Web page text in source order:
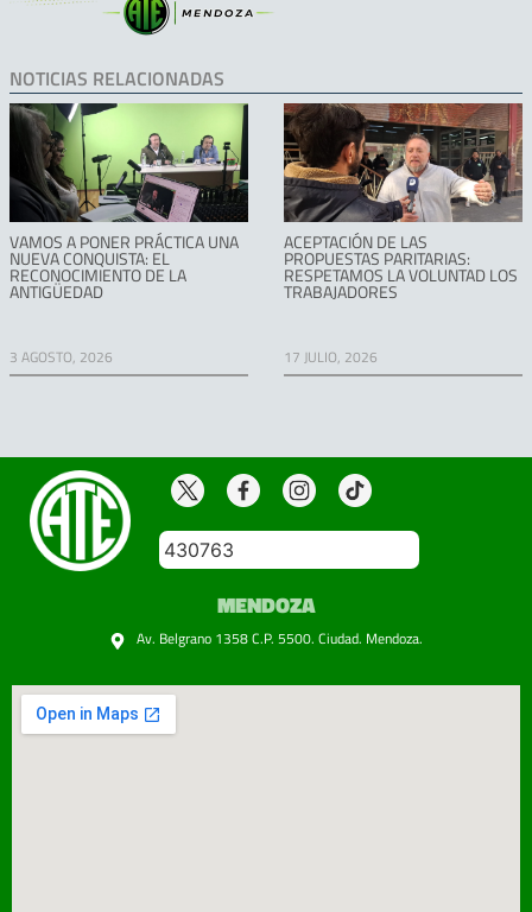
NOTICIAS RELACIONADAS
VAMOS A PONER PRÁCTICA UNA
NUEVA CONQUISTA: EL
RECONOCIMIENTO DE LA
ANTIGÜEDAD
3 AGOSTO, 2026
ACEPTACIÓN DE LAS
PROPUESTAS PARITARIAS:
RESPETAMOS LA VOLUNTAD LOS
TRABAJADORES
17 JULIO, 2026
430763
MENDOZA
Av. Belgrano 1358 C.P. 5500. Ciudad. Mendoza.